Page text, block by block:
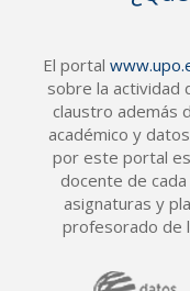
El portal
sobre la actividad
claustro además
académico y
por este portal
docente de
asignaturas y
profesorado de